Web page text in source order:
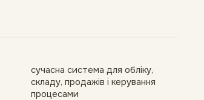
сучасна система для обліку,
складу, продажів і керування
процесами